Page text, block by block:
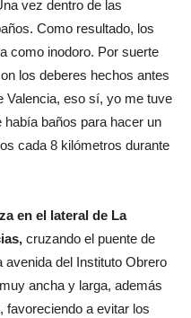
vez dentro de las
Como resultado, los
como inodoro. Por suerte
los deberes hechos antes
Valencia, eso sí, yo me tuve
había baños para hacer un
cada 8 kilómetros durante
en el lateral de La
cruzando el puente de
avenida del Instituto Obrero
ancha y larga, además
favoreciendo a evitar los